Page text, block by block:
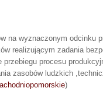
na wyznaczonym odcinku
realizującym zadania
procesu
zasobów ludzkich
)